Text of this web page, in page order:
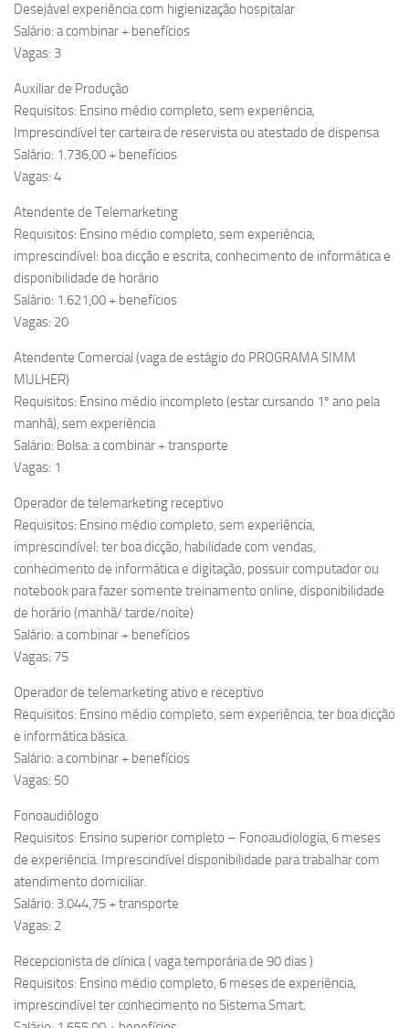
Desejável experiência com higienização hospitalar
Salário: a combinar + benefícios
Vagas: 3
Auxiliar de Produção
Requisitos: Ensino médio completo, sem experiência,
Imprescindível ter carteira de reservista ou atestado de dispensa
Salário: 1.736,00 + benefícios
Vagas: 4
Atendente de Telemarketing
Requisitos: Ensino médio completo, sem experiência,
imprescindível: boa dicção e escrita, conhecimento de informática e
disponibilidade de horário
Salário: 1.621,00 + benefícios
Vagas: 20
Atendente Comercial (vaga de estágio do PROGRAMA SIMM
MULHER)
Requisitos: Ensino médio incompleto (estar cursando 1º ano pela
manhã), sem experiência
Salário: Bolsa: a combinar + transporte
Vagas: 1
Operador de telemarketing receptivo
Requisitos: Ensino médio completo, sem experiência,
imprescindível: ter boa dicção, habilidade com vendas,
conhecimento de informática e digitação, possuir computador ou
notebook para fazer somente treinamento online, disponibilidade
de horário (manhã/ tarde/noite)
Salário: a combinar + benefícios
Vagas: 75
Operador de telemarketing ativo e receptivo
Requisitos: Ensino médio completo, sem experiência, ter boa dicção
e informática básica.
Salário: a combinar + benefícios
Vagas: 50
Fonoaudiólogo
Requisitos: Ensino superior completo – Fonoaudiologia, 6 meses
de experiência. Imprescindível disponibilidade para trabalhar com
atendimento domiciliar.
Salário: 3.044,75 + transporte
Vagas: 2
Recepcionista de clínica ( vaga temporária de 90 dias )
Requisitos: Ensino médio completo, 6 meses de experiência,
imprescindível ter conhecimento no Sistema Smart.